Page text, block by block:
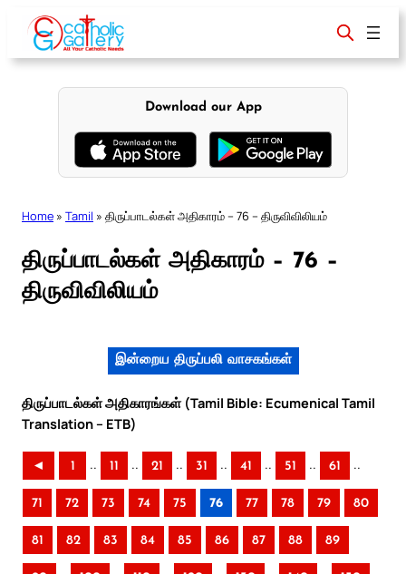
content
Download our App
Home » Tamil » திருப்பாடல்கள் அதிகாரம் – 76 – திருவிவிலியம்
திருப்பாடல்கள் அதிகாரம் – 76 –
திருவிவிலியம்
இன்றைய திருப்பலி வாசகங்கள்
திருப்பாடல்கள் அதிகாரங்கள் (Tamil Bible: Ecumenical Tamil
Translation – ETB)
◄ 1 .. 11 .. 21 .. 31 .. 41 .. 51 .. 61 ..
71 72 73 74 75 76 77 78 79 80
81 82 83 84 85 86 87 88 89